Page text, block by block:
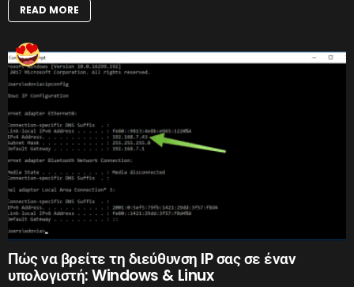
READ MORE
Πώς να βρείτε τη διεύθυνση IP σας σε έναν
υπολογιστή: Windows & Linux